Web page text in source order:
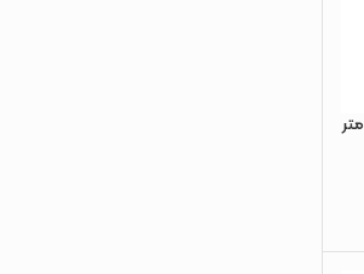
میلی متر